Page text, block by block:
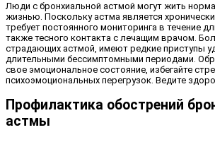
Люди с бронхиальной астмой могут жить
жизнью. Поскольку астма является
требует постоянного мониторинга в течение
также тесного контакта с лечащим врачом.
страдающих астмой, имеют редкие приступы
длительными бессимптомными периодами.
свое эмоциональное состояние, избегайте
психоэмоциональных перегрузок. Ведите
Профилактика обострений
астмы